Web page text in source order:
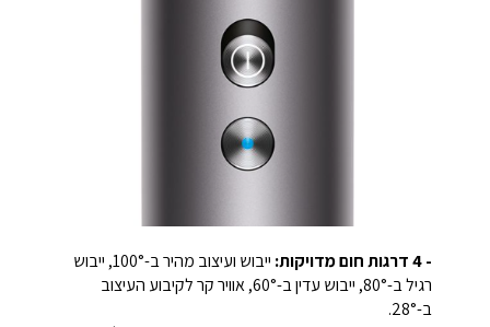
- 4 דרגות חום מדויקות:
ייבוש ועיצוב מהיר ב-100°, ייבוש
רגיל ב-80°, ייבוש עדין ב-60°, אוויר קר לקיבוע העיצוב
ב-28°.